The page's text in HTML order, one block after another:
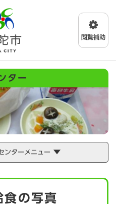
ばして本文へ
ター
ンターメニュー
の写真